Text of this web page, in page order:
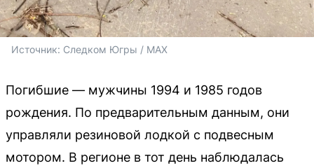
Источник: Следком Югры / MAX
Погибшие — мужчины 1994 и 1985 годов
рождения. По предварительным данным, они
управляли резиновой лодкой с подвесным
мотором. В регионе в тот день наблюдалась